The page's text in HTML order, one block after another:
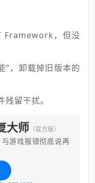
Framework，但没
”，卸载掉旧版本的
留干扰。
大师 （官方版）
游戏报错彻底说再